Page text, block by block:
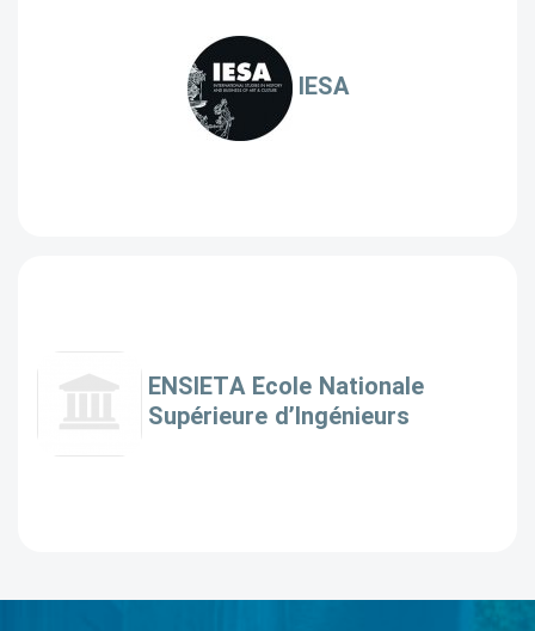
IESA
ENSIETA École Nationale
Supérieure d’Ingénieurs